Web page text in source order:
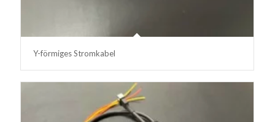
Y-förmiges Stromkabel